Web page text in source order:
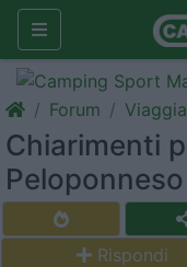
Forum
Chiarimenti
Peloponneso
Rispondi